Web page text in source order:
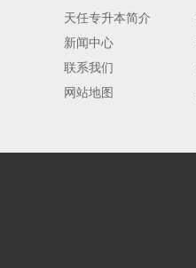
天任专升本简介
新闻中心
联系我们
网站地图